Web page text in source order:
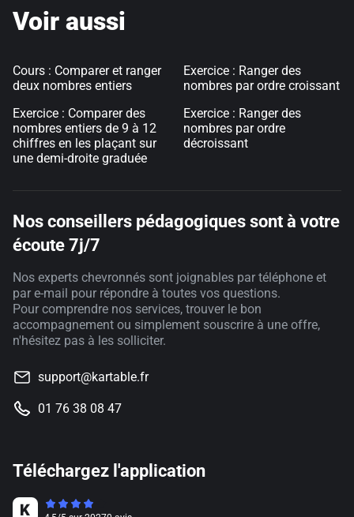
Voir aussi
Cours : Comparer et ranger
deux nombres entiers
Exercice : Comparer des
nombres entiers de 9 à 12
chiffres en les plaçant sur
une demi-droite graduée
Exercice : Ranger des
nombres par ordre croissant
Exercice : Ranger des
nombres par ordre
décroissant
Nos conseillers pédagogiques sont à votre
écoute 7j/7
Nos experts chevronnés sont joignables par téléphone et
par e-mail pour répondre à toutes vos questions.
Pour comprendre nos services, trouver le bon
accompagnement ou simplement souscrire à une offre,
n'hésitez pas à les solliciter.
support@kartable.fr
01 76 38 08 47
Téléchargez l'application